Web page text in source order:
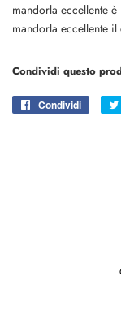
mandorla eccellente
mandorla eccellente
Condividi questo
Condividi